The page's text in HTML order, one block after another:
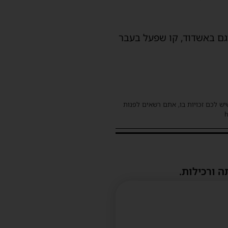
באשדוד, קו שפעל בעבר
לכם זכויות בו, אתם רשאים לפנות
ורכילות.